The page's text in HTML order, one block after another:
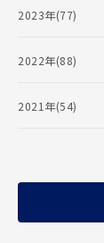
2023年(77)
2022年(88)
2021年(54)